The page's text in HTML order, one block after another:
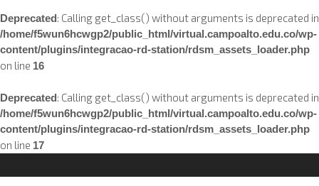
Deprecated: Calling get_class() without arguments is deprecated in
/home/f5wun6hcwgp2/public_html/virtual.campoalto.edu.co/wp-
content/plugins/integracao-rd-station/rdsm_assets_loader.php
on line 16
Deprecated: Calling get_class() without arguments is deprecated in
/home/f5wun6hcwgp2/public_html/virtual.campoalto.edu.co/wp-
content/plugins/integracao-rd-station/rdsm_assets_loader.php
on line 17